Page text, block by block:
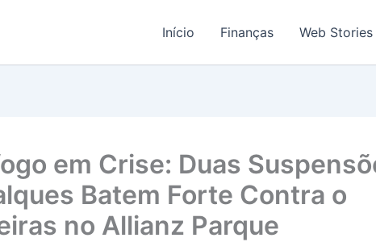
Início Finanças Web Stories
em Crise: Duas
Batem Forte Contra o
no Allianz Parque